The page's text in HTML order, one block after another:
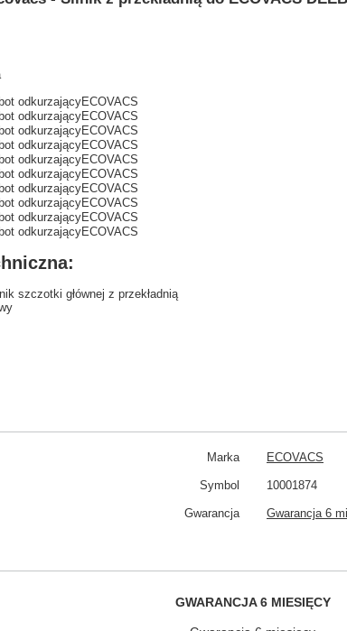
odkurzającyECOVACS
odkurzającyECOVACS
odkurzającyECOVACS
odkurzającyECOVACS
odkurzającyECOVACS
odkurzającyECOVACS
odkurzającyECOVACS
odkurzającyECOVACS
odkurzającyECOVACS
odkurzającyECOVACS
szczotki głównej z przekładnią
Marka ECOVACS
Symbol 10001874
Gwarancja Gwarancja 6
GWARANCJA 6 MIESIĘCY